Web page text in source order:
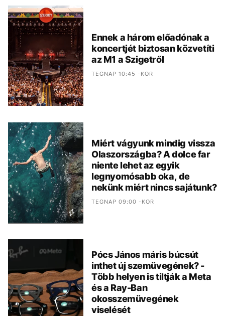
Ennek a három előadónak a
koncertjét biztosan közvetíti
az M1 a Szigetről
TEGNAP 10:45 -KOR
Miért vágyunk mindig vissza
Olaszországba? A dolce far
niente lehet az egyik
legnyomósabb oka, de
nekünk miért nincs sajátunk?
TEGNAP 09:00 -KOR
Pócs János máris búcsút
inthet új szemüvegének? -
Több helyen is tiltják a Meta
és a Ray-Ban
okosszemüvegének
viselését